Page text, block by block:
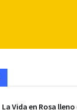
La Vida en Rosa